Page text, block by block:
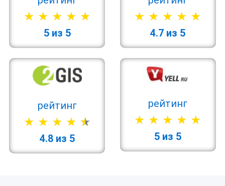
5 из 5 4.7 из 5
рейтинг
4.8 из 5
рейтинг
5 из 5